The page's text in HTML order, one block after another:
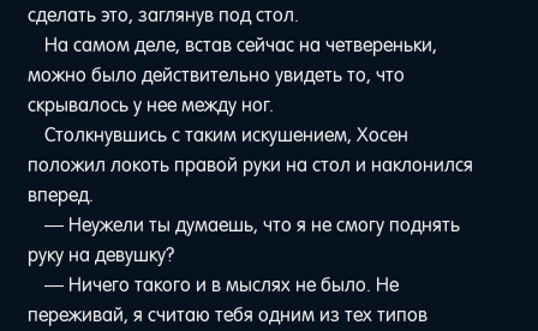
сделать это, заглянув под стол.
На самом деле, встав сейчас на четвереньки,
можно было действительно увидеть то, что
скрывалось у нее между ног.
Столкнувшись с таким искушением, Хосен
положил локоть правой руки на стол и наклонился
вперед.
— Неужели ты думаешь, что я не смогу поднять
руку на девушку?
— Ничего такого и в мыслях не было. Не
переживай, я считаю тебя одним из тех типов